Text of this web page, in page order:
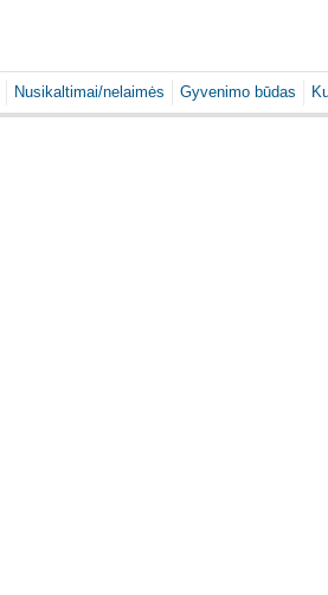
Nusikaltimai/nelaimės Gyvenimo būdas